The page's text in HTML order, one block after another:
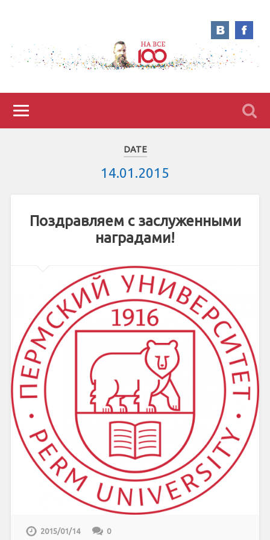
DATE
14.01.2015
Поздравляем с заслуженными
наградами!
2015/01/14 0